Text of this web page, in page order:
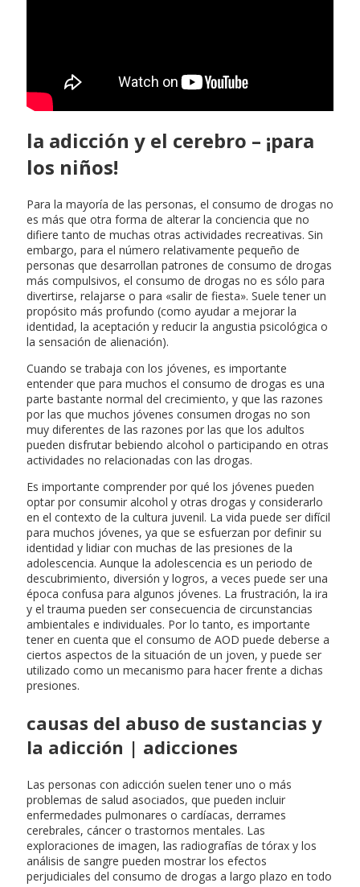
la adicción y el cerebro – ¡para
los niños!
Para la mayoría de las personas, el consumo de drogas no
es más que otra forma de alterar la conciencia que no
difiere tanto de muchas otras actividades recreativas. Sin
embargo, para el número relativamente pequeño de
personas que desarrollan patrones de consumo de drogas
más compulsivos, el consumo de drogas no es sólo para
divertirse, relajarse o para «salir de fiesta». Suele tener un
propósito más profundo (como ayudar a mejorar la
identidad, la aceptación y reducir la angustia psicológica o
la sensación de alienación).
Cuando se trabaja con los jóvenes, es importante
entender que para muchos el consumo de drogas es una
parte bastante normal del crecimiento, y que las razones
por las que muchos jóvenes consumen drogas no son
muy diferentes de las razones por las que los adultos
pueden disfrutar bebiendo alcohol o participando en otras
actividades no relacionadas con las drogas.
Es importante comprender por qué los jóvenes pueden
optar por consumir alcohol y otras drogas y considerarlo
en el contexto de la cultura juvenil. La vida puede ser difícil
para muchos jóvenes, ya que se esfuerzan por definir su
identidad y lidiar con muchas de las presiones de la
adolescencia. Aunque la adolescencia es un periodo de
descubrimiento, diversión y logros, a veces puede ser una
época confusa para algunos jóvenes. La frustración, la ira
y el trauma pueden ser consecuencia de circunstancias
ambientales e individuales. Por lo tanto, es importante
tener en cuenta que el consumo de AOD puede deberse a
ciertos aspectos de la situación de un joven, y puede ser
utilizado como un mecanismo para hacer frente a dichas
presiones.
causas del abuso de sustancias y
la adicción | adicciones
Las personas con adicción suelen tener uno o más
problemas de salud asociados, que pueden incluir
enfermedades pulmonares o cardíacas, derrames
cerebrales, cáncer o trastornos mentales. Las
exploraciones de imagen, las radiografías de tórax y los
análisis de sangre pueden mostrar los efectos
perjudiciales del consumo de drogas a largo plazo en todo